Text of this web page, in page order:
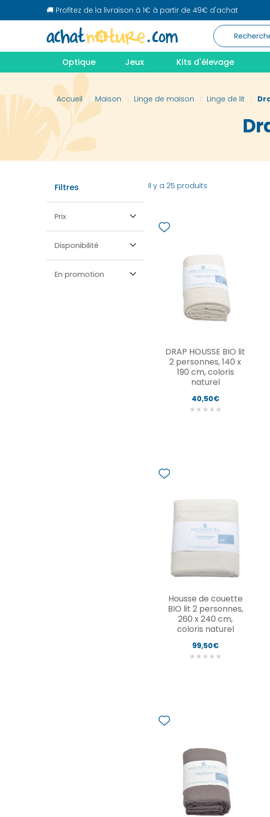
🚚 Profitez de la livraison à 1€ à partir de 49€ d'achat
Optique Jeux Kits d'élevage
Accueil Maison Linge de maison Linge de lit
Filtres
Prix
Disponibilité
En promotion
Il y a 25 produits
DRAP HOUSSE BIO lit
2 personnes, 140 x
190 cm, coloris
naturel
40,50€
★ ★ ★ ★ ★
Housse de couette
BIO lit 2 personnes,
260 x 240 cm,
coloris naturel
99,50€
★ ★ ★ ★ ★